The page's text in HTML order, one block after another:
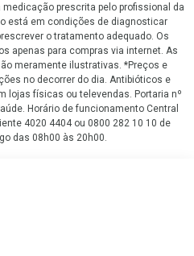
prescrita pelo profissional da
está em condições de diagnosticar
o tratamento adequado. Os
apenas para compras via internet. As
meramente ilustrativas. *Preços e
no decorrer do dia. Antibióticos e
lojas físicas ou televendas. Portaria nº
Horário de funcionamento Central
4020 4404 ou 0800 282 10 10 de
das 08h00 às 20h00.